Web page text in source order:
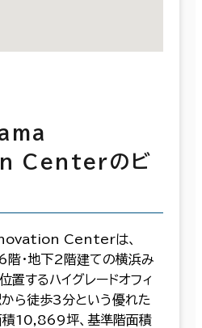
Centerのビ
Centerは、
・地下2階建ての横浜み
するハイグレードオフィ
から徒歩3分という優れた
積10,869坪、基準階面積